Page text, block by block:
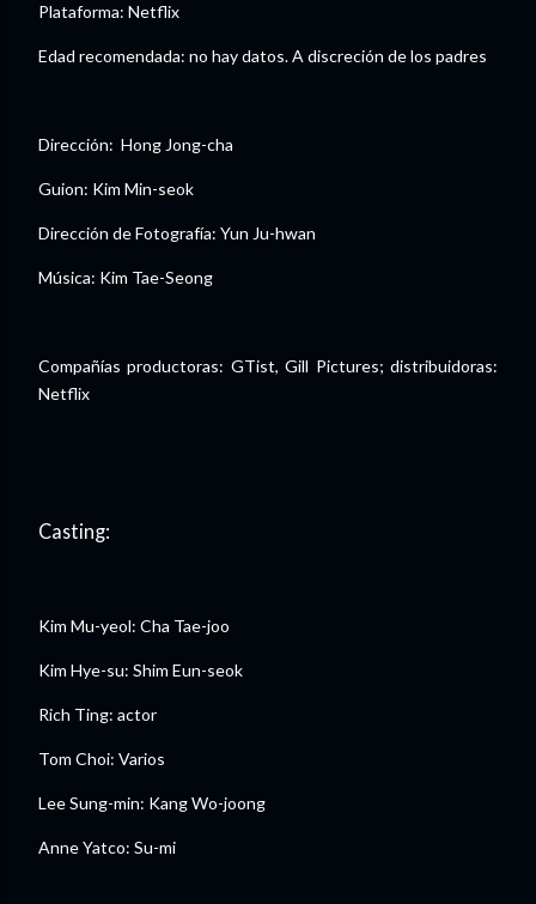
Plataforma: Netflix
Edad recomendada: no hay datos. A discreción de los padres
Dirección: Hong Jong-cha
Guion: Kim Min-seok
Dirección de Fotografía: Yun Ju-hwan
Música: Kim Tae-Seong
Compañías productoras: GTist, Gill Pictures; distribuidoras:
Netflix
Casting:
Kim Mu-yeol: Cha Tae-joo
Kim Hye-su: Shim Eun-seok
Rich Ting: actor
Tom Choi: Varios
Lee Sung-min: Kang Wo-joong
Anne Yatco: Su-mi